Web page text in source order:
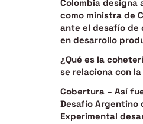
Colombia designa
como ministra de
ante el desafío
en desarrollo
¿Qué es la
se relaciona con
Cobertura – Así
Desafío Argentino
Experimental